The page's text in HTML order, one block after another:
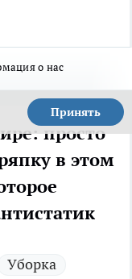
о нас
Принять
просто
в этом
Уборка